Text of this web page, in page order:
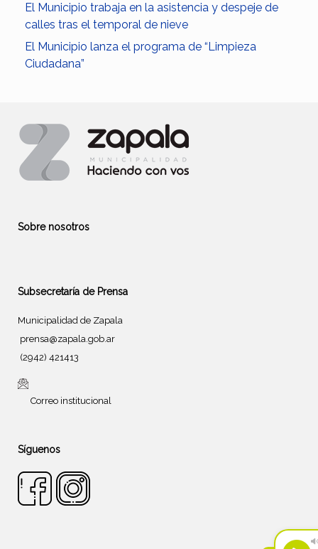
El Municipio trabaja en la asistencia y despeje de
calles tras el temporal de nieve
El Municipio lanza el programa de “Limpieza
Ciudadana”
Sobre nosotros
Subsecretaría de Prensa
Municipalidad de Zapala
prensa@zapala.gob.ar
(2942) 421413
Correo institucional
Síguenos